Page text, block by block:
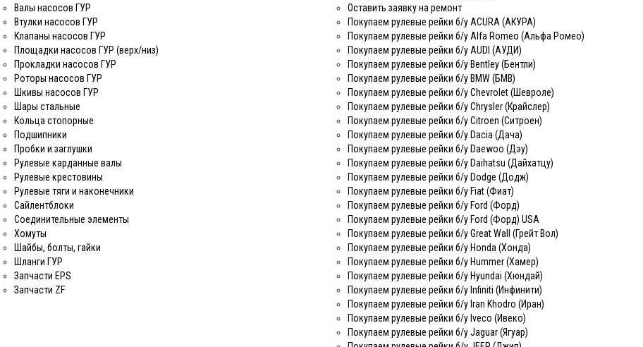
Валы насосов ГУР
Втулки насосов ГУР
Клапаны насосов ГУР
Площадки насосов ГУР (верх/низ)
Прокладки насосов ГУР
Роторы насосов ГУР
Шкивы насосов ГУР
Шары стальные
Кольца стопорные
Подшипники
Пробки и заглушки
Рулевые карданные валы
Рулевые крестовины
Рулевые тяги и наконечники
Сайлентблоки
Соединительные элементы
Хомуты
Шайбы, болты, гайки
Шланги ГУР
Запчасти EPS
Запчасти ZF
Оставить заявку на ремонт
Покупаем рулевые рейки б/у ACURA (АКУРА)
Покупаем рулевые рейки б/у Alfa Romeo (Альфа Ромео)
Покупаем рулевые рейки б/у AUDI (АУДИ)
Покупаем рулевые рейки б/у Bentley (Бентли)
Покупаем рулевые рейки б/у BMW (БМВ)
Покупаем рулевые рейки б/у Chevrolet (Шевроле)
Покупаем рулевые рейки б/у Chrysler (Крайслер)
Покупаем рулевые рейки б/у Citroen (Ситроен)
Покупаем рулевые рейки б/у Dacia (Дача)
Покупаем рулевые рейки б/у Daewoo (Дэу)
Покупаем рулевые рейки б/у Daihatsu (Дайхатцу)
Покупаем рулевые рейки б/у Dodge (Додж)
Покупаем рулевые рейки б/у Fiat (Фиат)
Покупаем рулевые рейки б/у Ford (Форд)
Покупаем рулевые рейки б/у Ford (Форд) USA
Покупаем рулевые рейки б/у Great Wall (Грейт Вол)
Покупаем рулевые рейки б/у Honda (Хонда)
Покупаем рулевые рейки б/у Hummer (Хамер)
Покупаем рулевые рейки б/у Hyundai (Хюндай)
Покупаем рулевые рейки б/у Infiniti (Инфинити)
Покупаем рулевые рейки б/у Iran Khodro (Иран)
Покупаем рулевые рейки б/у Iveco (Ивеко)
Покупаем рулевые рейки б/у Jaguar (Ягуар)